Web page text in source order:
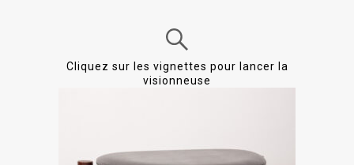
Cliquez sur les vignettes pour lancer la
visionneuse